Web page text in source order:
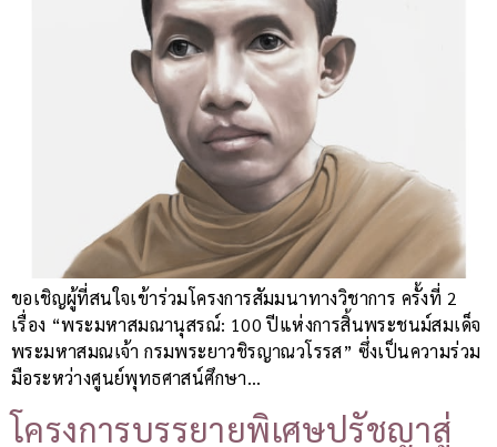
ขอเชิญผู้ที่สนใจเข้าร่วมโครงการสัมมนาทางวิชาการ ครั้งที่ 2
เรื่อง “พระมหาสมณานุสรณ์: 100 ปีแห่งการสิ้นพระชนม์สมเด็จ
พระมหาสมณเจ้า กรมพระยาวชิรญาณวโรรส” ซึ่งเป็นความร่วม
มือระหว่างศูนย์พุทธศาสน์ศึกษา…
โครงการบรรยายพิเศษปรัชญาสู่